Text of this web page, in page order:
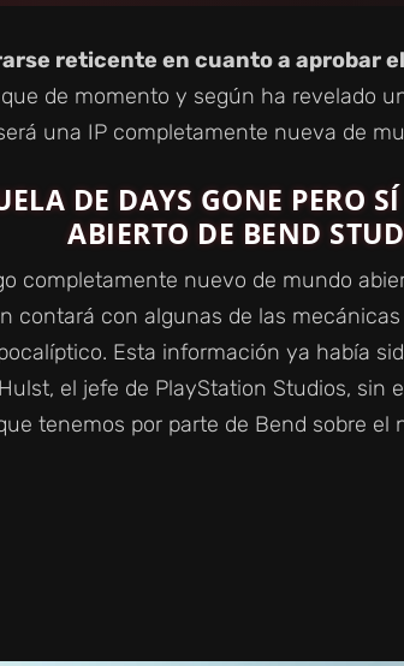
reticente en cuanto a aprobar
de momento y según ha revelado
una IP completamente nueva de
DE DAYS GONE PERO
ABIERTO DE BEND
completamente nuevo de mundo
contará con algunas de las
Esta información ya había
el jefe de PlayStation Studios, sin
tenemos por parte de Bend sobre el